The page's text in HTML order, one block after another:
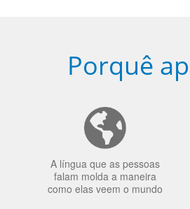
Porquê
A língua que as pessoas
falam molda a maneira
como elas veem o mundo